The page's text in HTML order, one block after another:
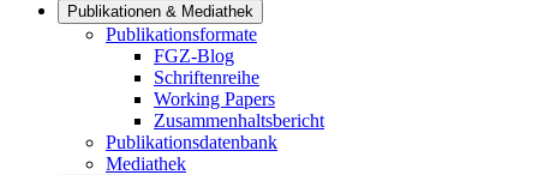
Publikationen & Mediathek
Links in diesem Bereich anzeigen
Publikationsformate
FGZ-Blog
Schriftenreihe
Working Papers
Zusammenhaltsbericht
Publikationsdatenbank
Mediathek